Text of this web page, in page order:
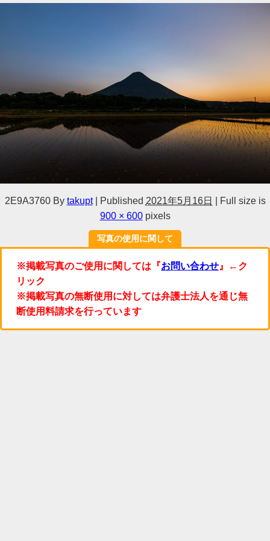
2E9A3760 By takupt Published 2021年5月16日
Full size is
900 × 600pixels
写真の使用に関して
※掲載写真のご使用に関しては『お問い合わせ 』←ク
リック
※掲載写真の無断使用に対しては弁護士法人を通じ無
断使用料請求を行っています